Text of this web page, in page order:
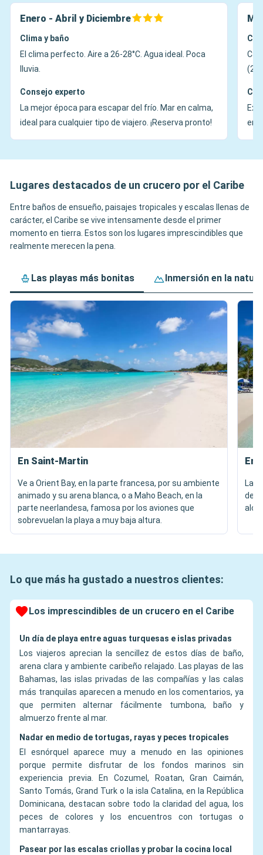
Enero - Abril y Diciembre
Clima y baño
El clima perfecto. Aire a 26-28°C. Agua ideal. Poca
lluvia.
Consejo experto
La mejor época para escapar del frío. Mar en calma,
ideal para cualquier tipo de viajero. ¡Reserva pronto!
en
Lugares destacados de un crucero por el Caribe
Entre baños de ensueño, paisajes tropicales y escalas llenas de
carácter, el Caribe se vive intensamente desde el primer
momento en tierra. Estos son los lugares imprescindibles que
realmente merecen la pena.
Las playas más bonitas Inmersión en la
En Saint-Martin
Ve a Orient Bay, en la parte francesa, por su ambiente
animado y su arena blanca, o a Maho Beach, en la
parte neerlandesa, famosa por los aviones que
sobrevuelan la playa a muy baja altura.
En
Las
de
Lo que más ha gustado a nuestros clientes:
Los imprescindibles de un crucero en el Caribe
Un día de playa entre aguas turquesas e islas privadas
Los viajeros aprecian la sencillez de estos días de baño,
arena clara y ambiente caribeño relajado. Las playas de las
Bahamas, las islas privadas de las compañías y las calas
más tranquilas aparecen a menudo en los comentarios, ya
que permiten alternar fácilmente tumbona, baño y
almuerzo frente al mar.
Nadar en medio de tortugas, rayas y peces tropicales
El esnórquel aparece muy a menudo en las opiniones
porque permite disfrutar de los fondos marinos sin
experiencia previa. En Cozumel, Roatan, Gran Caimán,
Santo Tomás, Grand Turk o la isla Catalina, en la República
Dominicana, destacan sobre todo la claridad del agua, los
peces de colores y los encuentros con tortugas o
mantarrayas.
Pasear por las escalas criollas y probar la cocina local